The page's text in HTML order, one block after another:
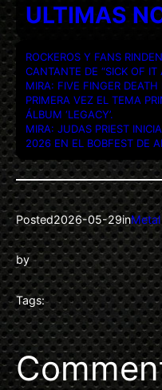
ULTIMAS
ROCKEROS Y FANS
CANTANTE DE “SICK OF IT
MIRA: FIVE FINGER
PRIMERA VEZ EL TEMA
ÁLBUM ‘LEGACY’.
MIRA: JUDAS PRIEST
2026 EN EL BOBFEST DE
Posted2026-05-29in
by
Tags: